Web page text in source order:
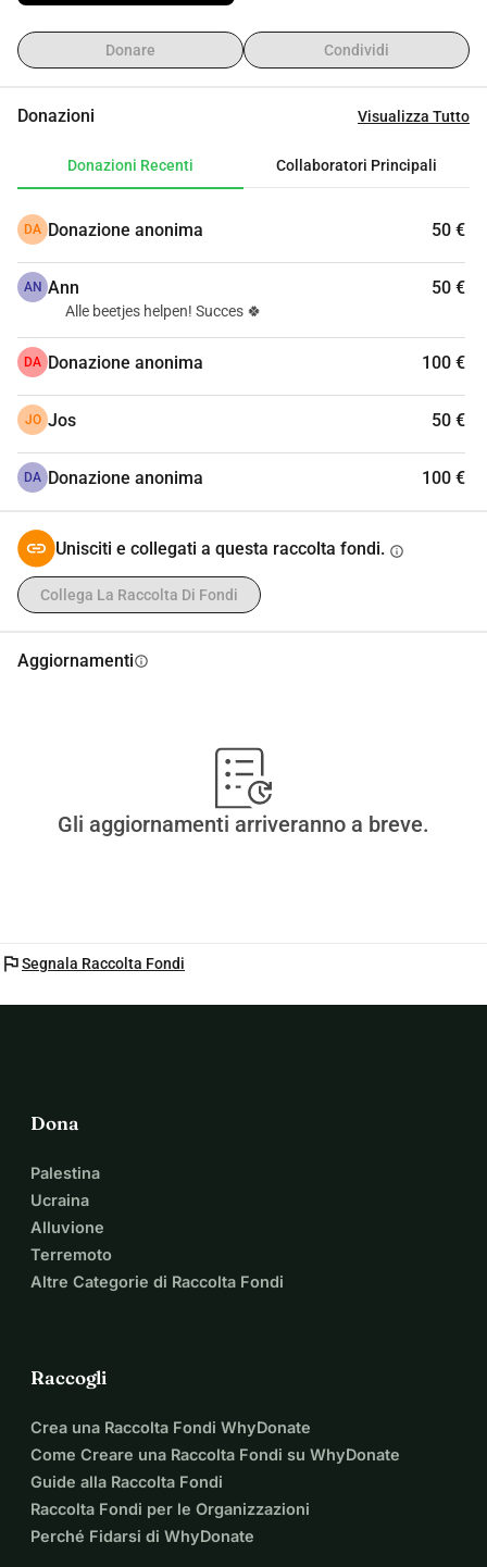
Ci aiuterete a realizzare il nostro sogno?
Tanti piccoli fanno un grande: ogni contributo è
In nome dei nostri bambini, vi ringraziamo di cuore!
Donare Condividi
Donazioni Visualizza Tutto
Donazioni Recenti Collaboratori Principali
DA Donazione anonima 50 €
AN Ann 50 €
Alle beetjes helpen! Succes 🍀
DA Donazione anonima 100 €
JO Jos 50 €
DA Donazione anonima 100 €
Unisciti e collegati a questa raccolta fondi. info
Collega La Raccolta Di Fondi
Aggiornamentiinfo
Gli aggiornamenti arriveranno a breve.
flagSegnala Raccolta Fondi
Dona
Palestina
Ucraina
Alluvione
Terremoto
Altre Categorie di Raccolta Fondi
Raccogli
Crea una Raccolta Fondi WhyDonate
Come Creare una Raccolta Fondi su WhyDonate
Guide alla Raccolta Fondi
Raccolta Fondi per le Organizzazioni
Perché Fidarsi di WhyDonate